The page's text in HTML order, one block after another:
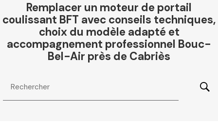
Remplacer un moteur de portail
coulissant BFT avec conseils techniques,
choix du modèle adapté et
accompagnement professionnel Bouc-
Bel-Air près de Cabriès
Rechercher